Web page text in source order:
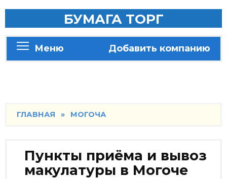
БУМАГА ТОРГ
Меню Добавить компанию
ГЛАВНАЯ » МОГОЧА
Пункты приёма и вывоз
макулатуры в Могоче